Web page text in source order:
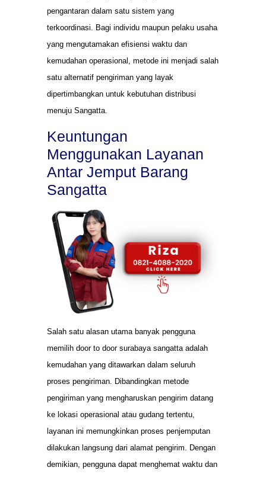
pengantaran dalam satu sistem yang
terkoordinasi. Bagi individu maupun pelaku usaha
yang mengutamakan efisiensi waktu dan
kemudahan operasional, metode ini menjadi salah
satu alternatif pengiriman yang layak
dipertimbangkan untuk kebutuhan distribusi
menuju Sangatta.
Keuntungan
Menggunakan Layanan
Antar Jemput Barang
Sangatta
Salah satu alasan utama banyak pengguna
memilih door to door surabaya sangatta adalah
kemudahan yang ditawarkan dalam seluruh
proses pengiriman. Dibandingkan metode
pengiriman yang mengharuskan pengirim datang
ke lokasi operasional atau gudang tertentu,
layanan ini memungkinkan proses penjemputan
dilakukan langsung dari alamat pengirim. Dengan
demikian, pengguna dapat menghemat waktu dan